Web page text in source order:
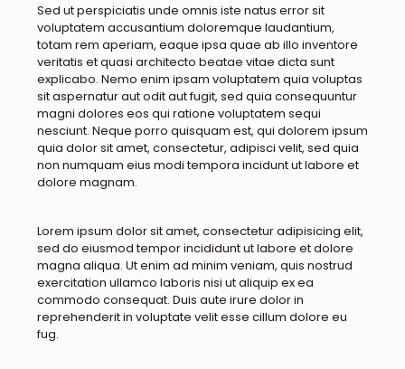
Sed ut perspiciatis unde omnis iste natus error sit
voluptatem accusantium doloremque laudantium,
totam rem aperiam, eaque ipsa quae ab illo inventore
veritatis et quasi architecto beatae vitae dicta sunt
explicabo. Nemo enim ipsam voluptatem quia voluptas
sit aspernatur aut odit aut fugit, sed quia consequuntur
magni dolores eos qui ratione voluptatem sequi
nesciunt. Neque porro quisquam est, qui dolorem ipsum
quia dolor sit amet, consectetur, adipisci velit, sed quia
non numquam eius modi tempora incidunt ut labore et
dolore magnam.
Lorem ipsum dolor sit amet, consectetur adipisicing elit,
sed do eiusmod tempor incididunt ut labore et dolore
magna aliqua. Ut enim ad minim veniam, quis nostrud
exercitation ullamco laboris nisi ut aliquip ex ea
commodo consequat. Duis aute irure dolor in
reprehenderit in voluptate velit esse cillum dolore eu
fug.